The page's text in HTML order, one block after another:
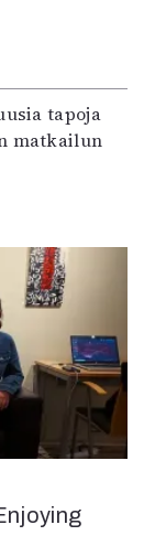
tapoja
matkailun